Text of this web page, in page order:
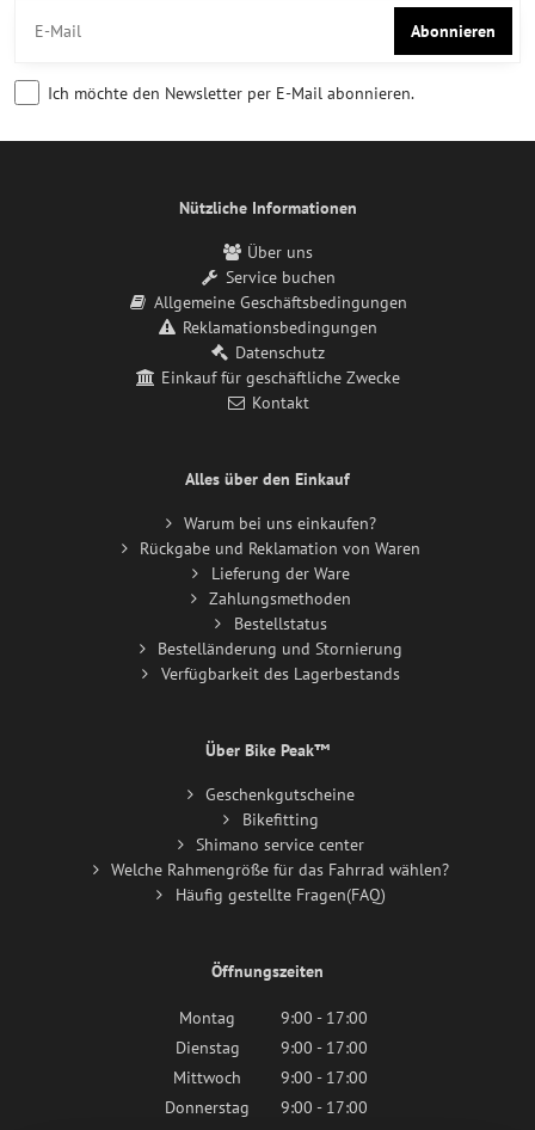
Abonnieren
Ich möchte den Newsletter per E-Mail abonnieren.
Nützliche Informationen
Über uns
Service buchen
Allgemeine Geschäftsbedingungen
Reklamationsbedingungen
Datenschutz
Einkauf für geschäftliche Zwecke
Kontakt
Alles über den Einkauf
Warum bei uns einkaufen?
Rückgabe und Reklamation von Waren
Lieferung der Ware
Zahlungsmethoden
Bestellstatus
Bestelländerung und Stornierung
Verfügbarkeit des Lagerbestands
Über Bike Peak™
Geschenkgutscheine
Bikefitting
Shimano service center
Welche Rahmengröße für das Fahrrad wählen?
Häufig gestellte Fragen(FAQ)
Öffnungszeiten
Montag
9:00 - 17:00
Dienstag
9:00 - 17:00
Mittwoch
9:00 - 17:00
Donnerstag
9:00 - 17:00